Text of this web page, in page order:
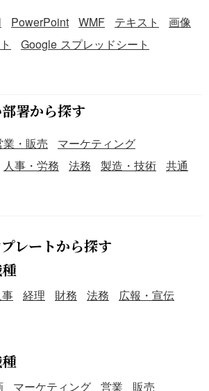
PowerPoint WMF テキスト
画像
Google スプレッドシート
署から探す
業・販売
マーケティング
人事・労務 法務 製造・技術
共通
レートから探す
事 経理 財務 法務
広報・宣伝
マーケティング 営業 販売